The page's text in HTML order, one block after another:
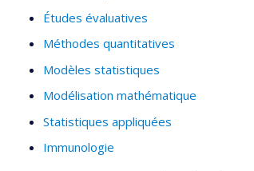
Études évaluatives
Méthodes quantitatives
Modèles statistiques
Modélisation mathématique
Statistiques appliquées
Immunologie